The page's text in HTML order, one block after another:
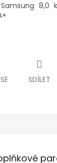
8,0
SDÍLET